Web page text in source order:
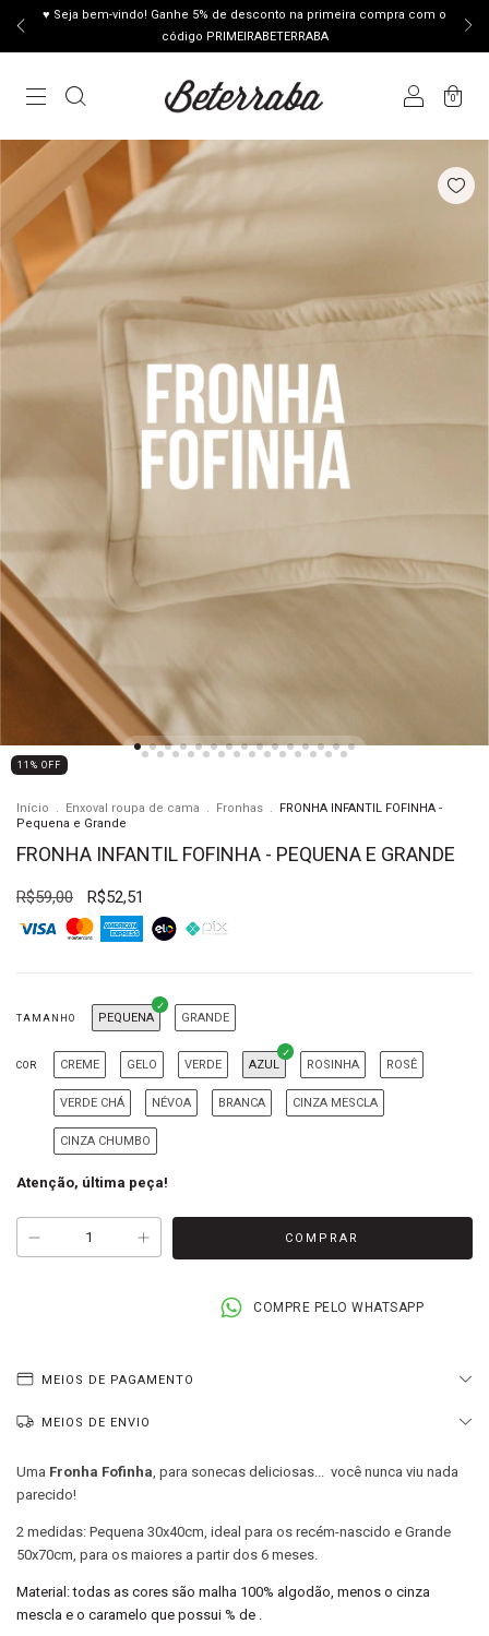
♥ Seja bem-vindo! Ganhe 5% de desconto na primeira compra com o
código PRIMEIRABETERRABA
0
11 % OFF
Início . Enxoval roupa de cama . Fronhas .
FRONHA INFANTIL FOFINHA -
Pequena e Grande
FRONHA INFANTIL FOFINHA - PEQUENA E GRANDE
R$59,00 R$52,51
TAMANHO PEQUENA GRANDE
COR CREME GELO VERDE AZUL ROSINHA ROSÊ
VERDE CHÁ NÉVOA BRANCA CINZA MESCLA
CINZA CHUMBO
Atenção, última peça!
COMPRE PELO WHATSAPP
MEIOS DE PAGAMENTO
MEIOS DE ENVIO
Uma Fronha Fofinha, para sonecas deliciosas... você nunca viu nada
parecido!
2 medidas: Pequena 30x40cm, ideal para os recém-nascido e Grande
50x70cm, para os maiores a partir dos 6 meses.
Material: todas as cores são malha 100% algodão, menos o cinza
mescla e o caramelo que possui % de .